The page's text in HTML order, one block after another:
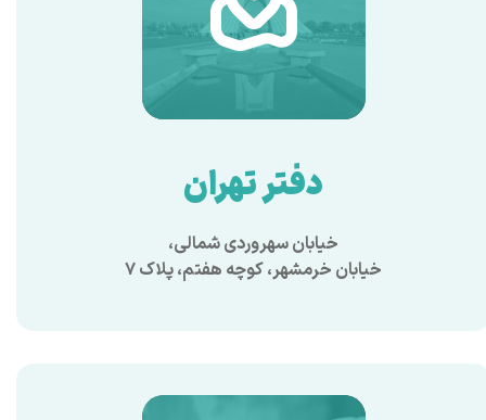
دفتر تهران
خیابان سهروردی شمالی،
خیابان خرمشهر، کوچه هفتم، پلاک ۷